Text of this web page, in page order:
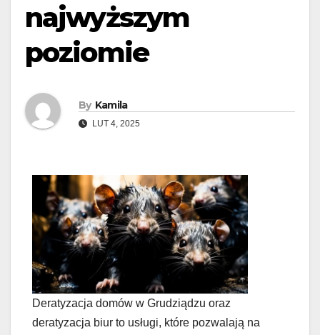
najwyższym
poziomie
By Kamila
LUT 4, 2025
Deratyzacja domów w Grudziądzu oraz
deratyzacja biur to usługi, które pozwalają na